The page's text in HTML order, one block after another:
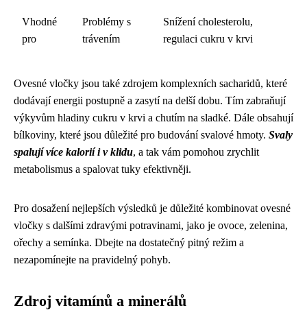
Vhodné
pro
Problémy s
trávením
Snížení cholesterolu,
regulaci cukru v krvi
Ovesné vločky jsou také zdrojem komplexních sacharidů, které
dodávají energii postupně a zasytí na delší dobu. Tím zabraňují
výkyvům hladiny cukru v krvi a chutím na sladké. Dále obsahují
bílkoviny, které jsou důležité pro budování svalové hmoty. Svaly
spalují více kalorií i v klidu, a tak vám pomohou zrychlit
metabolismus a spalovat tuky efektivněji.
Pro dosažení nejlepších výsledků je důležité kombinovat ovesné
vločky s dalšími zdravými potravinami, jako je ovoce, zelenina,
ořechy a semínka. Dbejte na dostatečný pitný režim a
nezapomínejte na pravidelný pohyb.
Zdroj vitamínů a minerálů